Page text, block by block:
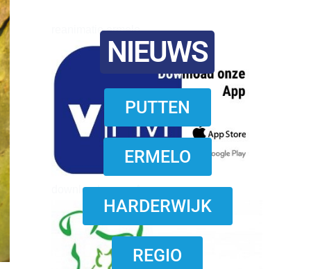
reanimatie ermelo
download onzze App
NIEUWS
PUTTEN
ERMELO
HARDERWIJK
REGIO